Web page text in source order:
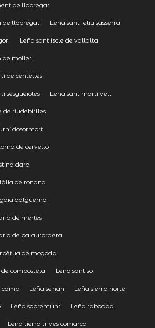
de llobregat
de llobregat Leña sant feliu sasserra
Leña sant iscle de vallalta
de mollet
de centelles
sesgueioles Leña sant martí vell
de riudebitlles
dosormort
de cervelló
daro
de ronana
dàlguema
de merlès
de palautordera
de mogoda
compostela Leña santiso
camp Leña senan Leña sierra norte
Leña sobremunt Leña taboada
Leña tierra trives comarca